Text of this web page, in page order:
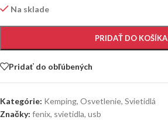
Na sklade
PRIDAŤ DO KOŠÍKA
Pridať do obľúbených
Kategórie: Kemping, Osvetlenie, Svietidlá
Značky: fenix, svietidla, usb